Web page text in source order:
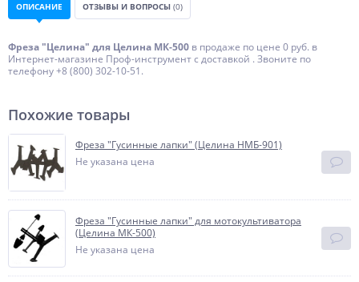
ОПИСАНИЕ ОТЗЫВЫ И ВОПРОСЫ (0)
Фреза "Целина" для Целина МК-500 в продаже по цене 0 руб. в
Интернет-магазине Проф-инструмент с доставкой . Звоните по
телефону +8 (800) 302-10-51.
Похожие товары
Фреза "Гусинные лапки" (Целина НМБ-901)
Не указана цена
Фреза "Гусинные лапки" для мотокультиватора
(Целина МК-500)
Не указана цена